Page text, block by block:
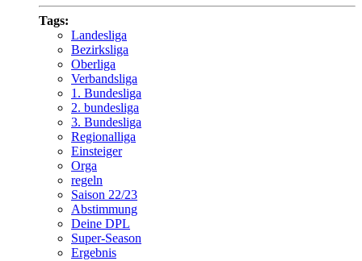
Tags:
Landesliga
Bezirksliga
Oberliga
Verbandsliga
1. Bundesliga
2. bundesliga
3. Bundesliga
Regionalliga
Einsteiger
Orga
regeln
Saison 22/23
Abstimmung
Deine DPL
Super-Season
Ergebnis